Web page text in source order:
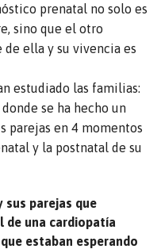
prenatal no solo es
sino que el otro
ella y su vivencia es
estudiado las familias:
donde se ha hecho un
parejas en 4 momentos
y la postnatal de su
sus parejas que
de una cardiopatía
estaban esperando